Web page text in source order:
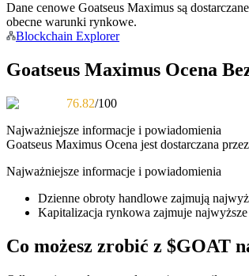
Kopiowanie Transakcji
Zostań traderem kopiującym
Ciesz się podziałem zysków i prowizjami
Dane cenowe Goatseus Maximus są
obecne warunki rynkowe.
Blockchain Explorer
Goatseus Maximus Ocena
76.82/100
Najważniejsze informacje i powiadomienia
Goatseus Maximus Ocena jest dostarczana
Najważniejsze informacje i powiadomienia
Dzienne obroty handlowe zajmują
Kapitalizacja rynkowa zajmuje
Co możesz zrobić z $GOAT